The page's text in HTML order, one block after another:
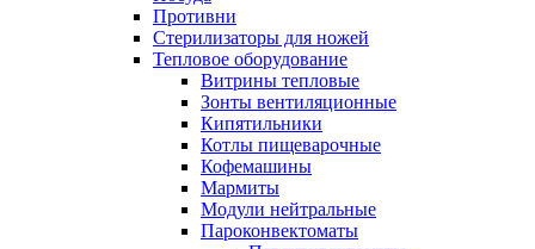
Противни
Стерилизаторы для ножей
Тепловое оборудование
Витрины тепловые
Зонты вентиляционные
Кипятильники
Котлы пищеварочные
Кофемашины
Мармиты
Модули нейтральные
Пароконвектоматы